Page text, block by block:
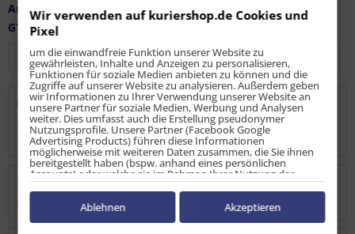
Artikel-Nr.:
LS-ZW-10739
GTIN / EAN:
4251915909759
Beschreibung
Der Spannbrettwinkel biete eine optimale und flexible
Möglichkeit leichte Ladungen zu...mehr
Bewertungen
0
Bewertungen lesen, schreiben und diskutieren...mehr
Wir verwenden auf kuriershop.de Cookies und
Pixel
um die einwandfreie Funktion unserer Website zu
gewährleisten, Inhalte und Anzeigen zu personalisieren,
Funktionen für soziale Medien anbieten zu können und die
Zugriffe auf unserer Website zu analysieren. Außerdem geben
wir Informationen zu Ihrer Verwendung unserer Website an
unsere Partner für soziale Medien, Werbung und Analysen
weiter. Dies umfasst auch die Erstellung pseudonymer
Nutzungsprofile. Unsere Partner (Facebook Google
Advertising Products) führen diese Informationen
möglicherweise mit weiteren Daten zusammen, die Sie ihnen
bereitgestellt haben (bspw. anhand eines persönlichen
Accounts) oder welche sie im Rahmen Ihrer Nutzung der
Dienste gesammelt haben (bspw. Nutzungsdaten anderer
Geräte). Ihre Einwilligung zur Nutzung von Cookies und Pixeln
können Sie jederzeit widerrufen, indem Sie auf den
Datenschutz-Button links unten klicken und dort die
Ablehnen Akzeptieren